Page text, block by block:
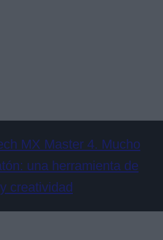
MX Master 4. Mucho
una herramienta de
creatividad